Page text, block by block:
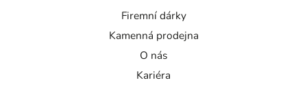
Firemní dárky
Kamenná prodejna
O nás
Kariéra